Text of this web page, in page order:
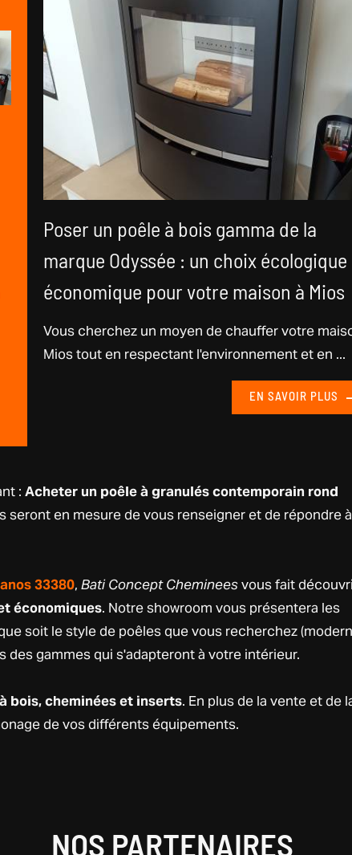
Poser un poêle à bois gamma de la
marque Odyssée : un choix écologique
économique pour votre maison à Mios
Vous cherchez un moyen de chauffer votre
Mios tout en respectant l'environnement et en ...
EN SAVOIR PLUS
: Acheter un poêle à granulés contemporain rond
seront en mesure de vous renseigner et de répondre à
33380, Bati Concept Chemineesvous fait
économiques. Notre showroom vous présentera les
soit le style de poêles que vous recherchez
gammes qui s'adapteront à votre intérieur.
bois, cheminées et inserts. En plus de la vente et de
de vos différents équipements.